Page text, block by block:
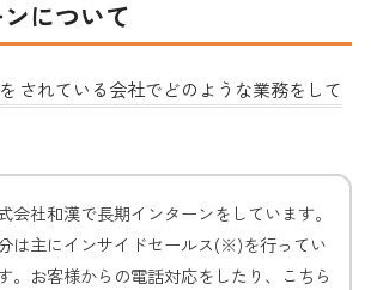
について
されている会社でどのような業務をして
会社和漢で長期インターンをしています。
は主にインサイドセールス(※)を行ってい
。お客様からの電話対応をしたり、こちら